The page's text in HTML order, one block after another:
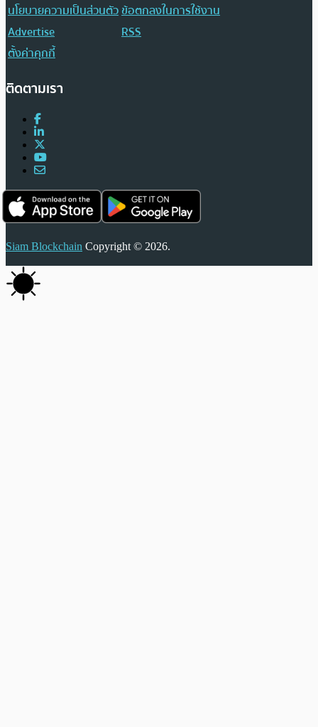
นโยบายความเป็นส่วนตัวข้อตกลงในการใช้งาน
Advertise
RSS
ตั้งค่าคุกกี้
ติดตามเรา
Siam Blockchain Copyright © 2026.